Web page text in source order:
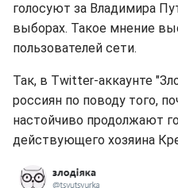
голосуют за Владимира
выборах. Такое мнение
пользователей сети.
Так, в Twitter-аккаунте
россиян по поводу того,
настойчиво продолжают
действующего хозяина